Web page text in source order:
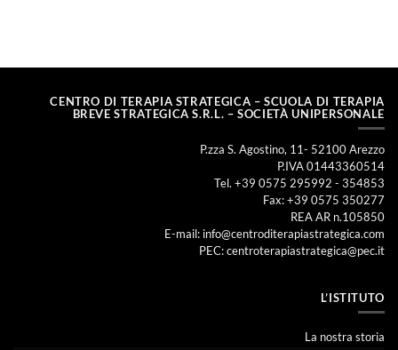
CENTRO DI TERAPIA STRATEGICA – SCUOLA DI TERAPIA
BREVE STRATEGICA S.R.L. – SOCIETÀ UNIPERSONALE
P.zza S. Agostino, 11- 52100 Arezzo
P.IVA 01443360514
Tel. +39 0575 295992 - 354853
Fax: +39 0575 350277
REA AR n.105850
E-mail: info@centroditerapiastrategica.com
PEC:centroterapiastrategica@pec.it
L’ISTITUTO
La nostra storia